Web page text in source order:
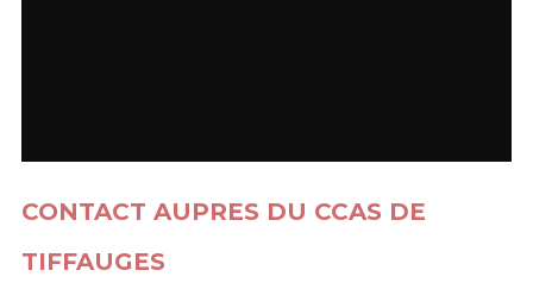
CONTACT AUPRES DU CCAS DE
TIFFAUGES